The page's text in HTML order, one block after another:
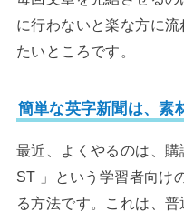
に行わないと楽な方に
たいところです。
簡単な英字新聞は、素
最近、よくやるのは、
ST 」という学習者向け
る方法です。これは、